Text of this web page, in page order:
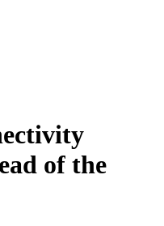
of the